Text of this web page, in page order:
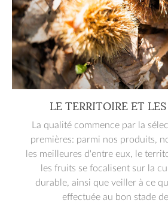
LE TERRITOIRE ET
La qualité commence par la
premières: parmi nos produits,
les meilleures d'entre eux, le
les fruits se focalisent sur la
durable, ainsi que veiller à ce
effectuée au bon stade